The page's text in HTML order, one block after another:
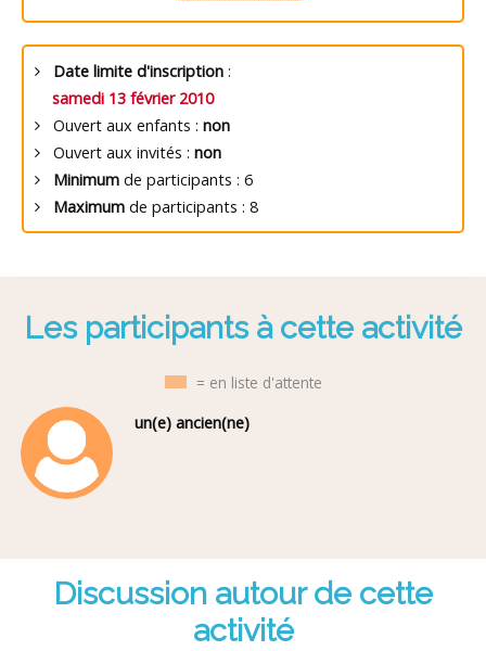
Date limite d'inscription :
samedi 13 février 2010
Ouvert aux enfants : non
Ouvert aux invités : non
Minimum de participants : 6
Maximum de participants : 8
Les participants à cette activité
= en liste d'attente
un(e) ancien(ne)
Discussion autour de cette
activité